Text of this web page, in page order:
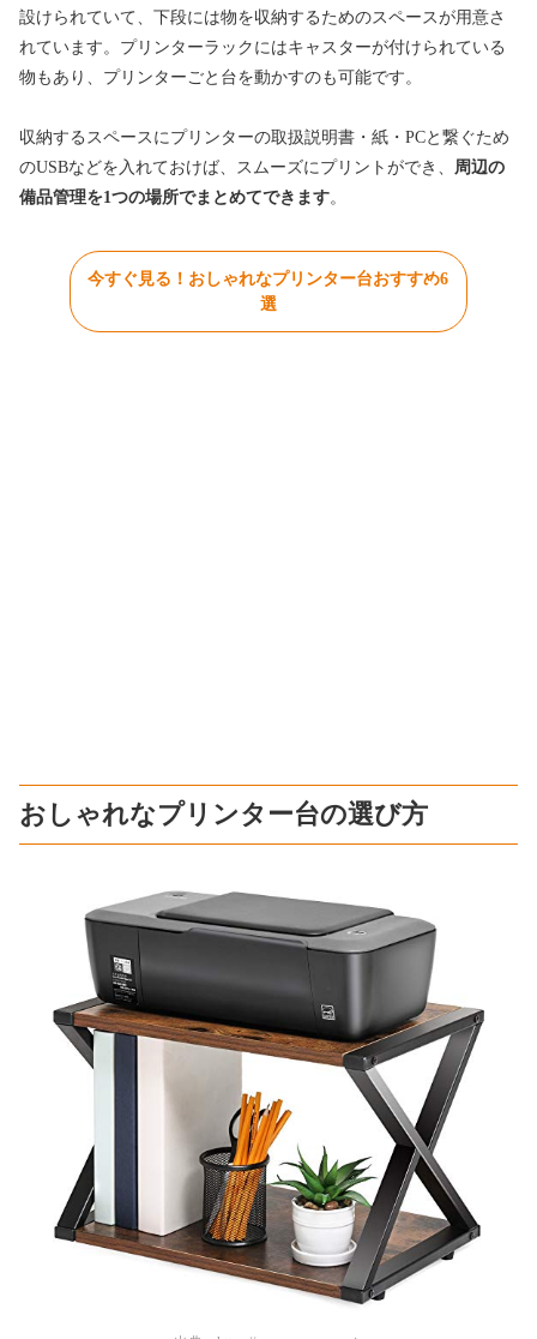
設けられていて、下段には物を収納するためのスペースが用意さ
れています。プリンターラックにはキャスターが付けられている
物もあり、プリンターごと台を動かすのも可能です。
収納するスペースにプリンターの取扱説明書・紙・PCと繋ぐため
のUSBなどを入れておけば、スムーズにプリントができ、 周辺の
備品管理を1つの場所でまとめてできます。
今すぐ見る！おしゃれなプリンター台おすすめ6
選
おしゃれなプリンター台の選び方